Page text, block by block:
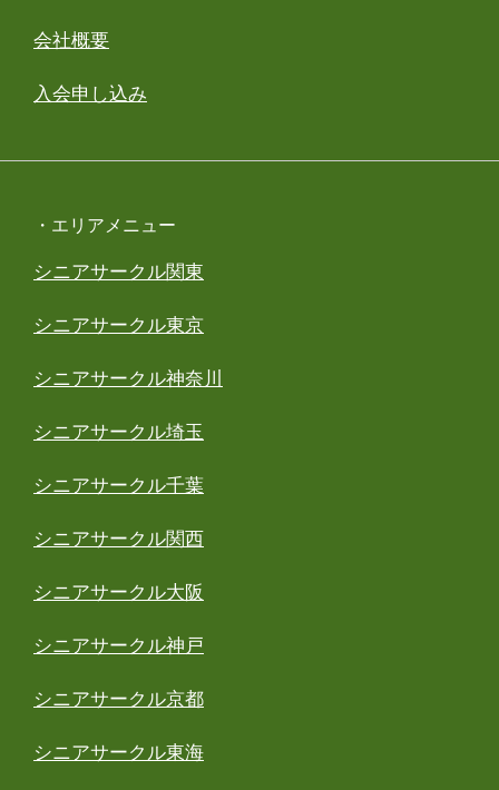
会社概要
入会申し込み
・エリアメニュー
シニアサークル関東
シニアサークル東京
シニアサークル神奈川
シニアサークル埼玉
シニアサークル千葉
シニアサークル関西
シニアサークル大阪
シニアサークル神戸
シニアサークル京都
シニアサークル東海